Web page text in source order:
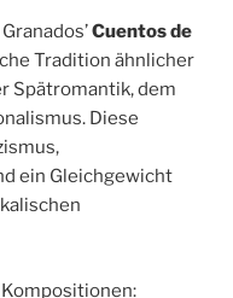
Cuentos de
Tradition ähnlicher
Spätromantik, dem
Diese
ein Gleichgewicht